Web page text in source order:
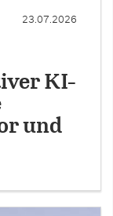
23.07.2026
KI-
und